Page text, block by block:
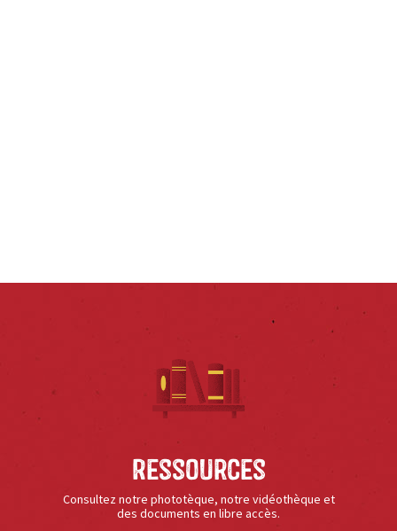
Ressources
Consultez notre phototèque, notre vidéothèque et
des documents en libre accès.